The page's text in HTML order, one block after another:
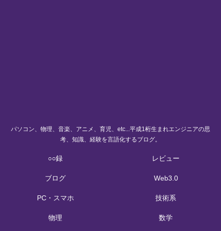
パソコン、物理、音楽、アニメ、育児、etc...平成1桁生まれエンジニアの思
考、知識、経験を言語化するブログ。
○○録 レビュー
ブログ Web3.0
PC・スマホ 技術系
物理 数学